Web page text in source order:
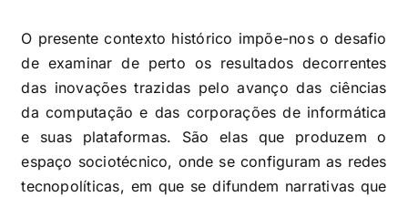
O presente contexto histórico impõe-nos o desafio
de examinar de perto os resultados decorrentes
das inovações trazidas pelo avanço das ciências
da computação e das corporações de informática
e suas plataformas. São elas que produzem o
espaço sociotécnico, onde se configuram as redes
tecnopolíticas, em que se difundem narrativas que